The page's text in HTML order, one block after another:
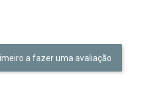
a fazer uma avaliação